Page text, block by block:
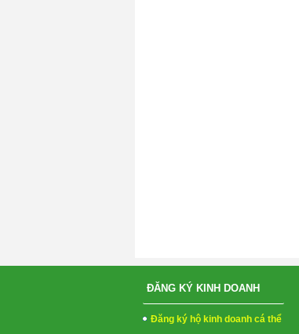
ĐĂNG KÝ KINH DOANH
Đăng ký hộ kinh doanh cá thể